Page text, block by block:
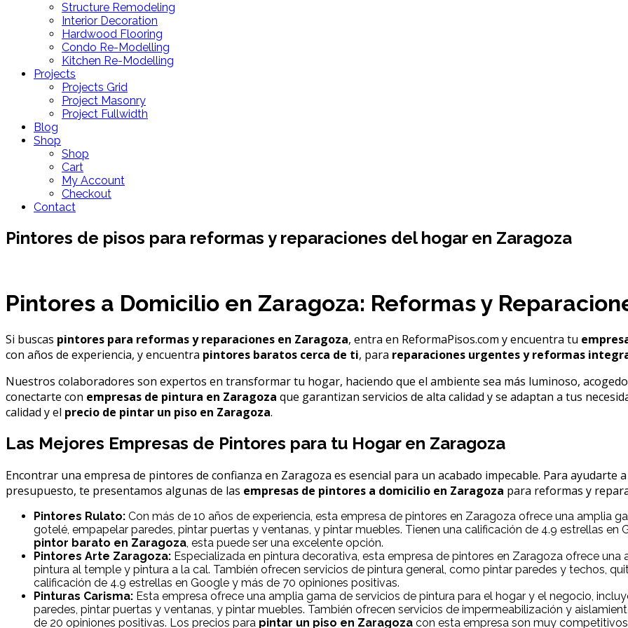
Structure Remodeling
Interior Decoration
Hardwood Flooring
Condo Re-Modelling
Kitchen Re-Modelling
Projects
Projects Grid
Project Masonry
Project Fullwidth
Blog
Shop
Shop
Cart
My Account
Checkout
Contact
Pintores de pisos para reformas y reparaciones del hogar en Zaragoza
Pintores a Domicilio en Zaragoza: Reformas y
Si buscas pintores para reformas y reparaciones en Zaragoza, entra en ReformaPisos.com y encuentra tu
con años de experiencia, y encuentra pintores baratos cerca de ti, para reparaciones urgentes y reformas
Nuestros colaboradores son expertos en transformar tu hogar, haciendo que el ambiente sea más luminoso,
conectarte con empresas de pintura en Zaragoza que garantizan servicios de alta calidad y se adaptan a tus
calidad y el precio de pintar un piso en Zaragoza.
Las Mejores Empresas de Pintores para tu Hogar en Zaragoza
Encontrar una empresa de pintores de confianza en Zaragoza es esencial para un acabado impecable. Para ayudarte
presupuesto, te presentamos algunas de las empresas de pintores a domicilio en Zaragoza para reformas y
Pintores Rulato: Con más de 10 años de experiencia, esta empresa de pintores en Zaragoza ofrece una amplia
gotelé, empapelar paredes, pintar puertas y ventanas, y pintar muebles. Tienen una calificación de 4.9 estrellas en
pintor barato en Zaragoza, esta puede ser una excelente opción.
Pintores Arte Zaragoza: Especializada en pintura decorativa, esta empresa de pintores en Zaragoza ofrece
pintura al temple y pintura a la cal. También ofrecen servicios de pintura general, como pintar paredes y techos,
calificación de 4.9 estrellas en Google y más de 70 opiniones positivas.
Pinturas Carisma: Esta empresa ofrece una amplia gama de servicios de pintura para el hogar y el negocio,
paredes, pintar puertas y ventanas, y pintar muebles. También ofrecen servicios de impermeabilización y
de 20 opiniones positivas. Los precios para pintar un piso en Zaragoza con esta empresa son muy